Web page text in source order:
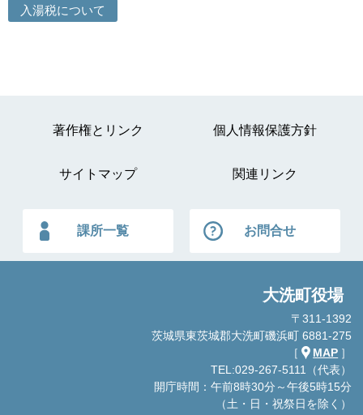
入湯税について
著作権とリンク 個人情報保護方針
サイトマップ 関連リンク
課所一覧 お問合せ
大洗町役場
〒311-1392
茨城県東茨城郡大洗町磯浜町 6881-275
［
MAP ］
TEL:029-267-5111（代表）
開庁時間：午前8時30分～午後5時15分
（土・日・祝祭日を除く）